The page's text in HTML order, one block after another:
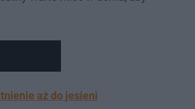
aż do jesieni